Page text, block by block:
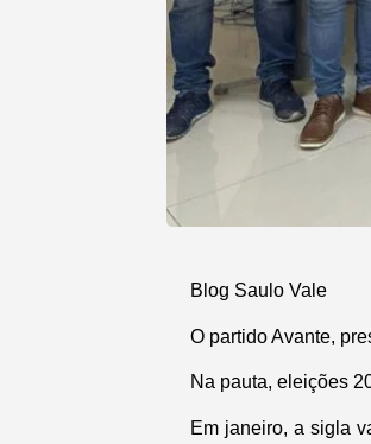
Blog Saulo Vale
O partido Avante,
Na pauta, eleições
Em janeiro, a sigla